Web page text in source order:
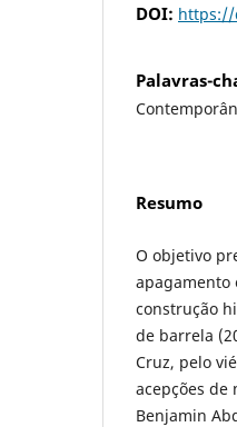
DOI: https://
Palavras-
Resumo
O objetivo
apagamento
construção
de barrela
Cruz, pelo
acepções de
Benjamin